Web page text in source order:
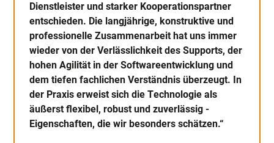
Dienstleister und starker Kooperationspartner
entschieden. Die langjährige, konstruktive und
professionelle Zusammenarbeit hat uns immer
wieder von der Verlässlichkeit des Supports, der
hohen Agilität in der Softwareentwicklung und
dem tiefen fachlichen Verständnis überzeugt. In
der Praxis erweist sich die Technologie als
äußerst flexibel, robust und zuverlässig -
Eigenschaften, die wir besonders schätzen.“